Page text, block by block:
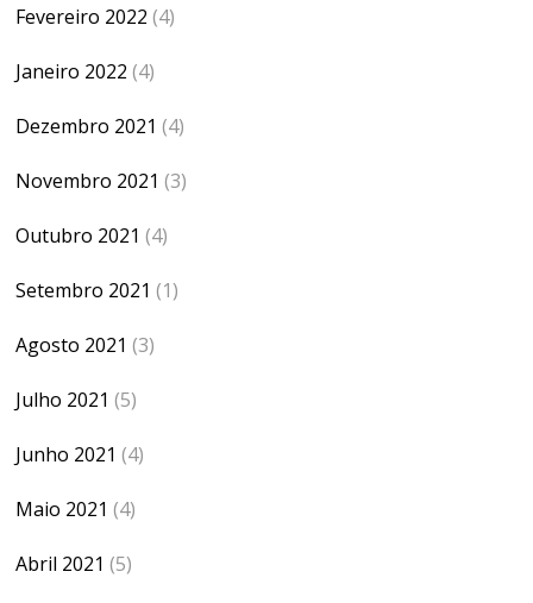
Fevereiro 2022 (4)
Janeiro 2022 (4)
Dezembro 2021 (4)
Novembro 2021 (3)
Outubro 2021 (4)
Setembro 2021 (1)
Agosto 2021 (3)
Julho 2021 (5)
Junho 2021 (4)
Maio 2021 (4)
Abril 2021 (5)